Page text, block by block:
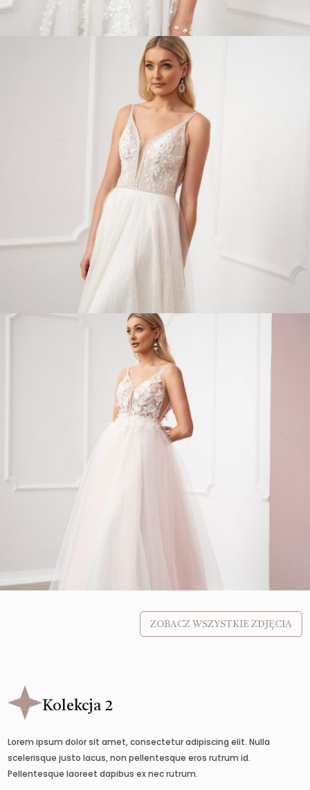
ZOBACZ WSZYSTKIE ZDJĘCIA
Kolekcja 2
Lorem ipsum dolor sit amet, consectetur adipiscing elit. Nulla
scelerisque justo lacus, non pellentesque eros rutrum id.
Pellentesque laoreet dapibus ex nec rutrum.